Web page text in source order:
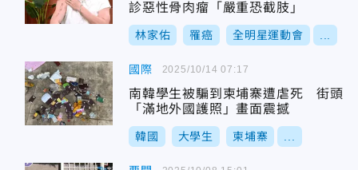
診惡性骨肉瘤「嚴重恐截肢」
林家佑 罹癌 全明星運動會
國際
南韓學生被騙到柬埔寨遭虐死 街頭
「滿地外國護照」畫面震撼
韓國 大學生 柬埔寨
2025/10/14 07:17